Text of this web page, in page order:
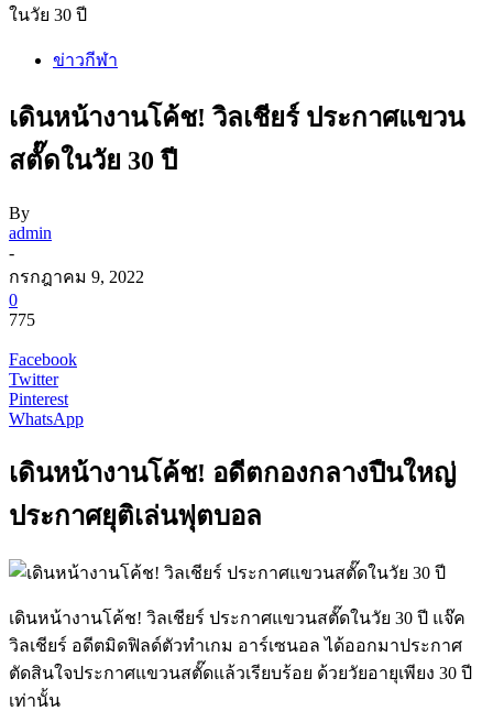
ในวัย 30 ปี
ข่าวกีฬา
เดินหน้างานโค้ช! วิลเชียร์ ประกาศแขวน
สตั๊ดในวัย 30 ปี
By
admin
-
กรกฎาคม 9, 2022
0
775
Facebook
Twitter
Pinterest
WhatsApp
เดินหน้างานโค้ช! อดีตกองกลางปืนใหญ่
ประกาศยุติเล่นฟุตบอล
เดินหน้างานโค้ช! วิลเชียร์ ประกาศแขวนสตั๊ดในวัย 30 ปี แจ๊ค
วิลเชียร์ อดีตมิดฟิลด์ตัวทำเกม อาร์เซนอล ได้ออกมาประกาศ
ตัดสินใจประกาศแขวนสตั๊ดแล้วเรียบร้อย ด้วยวัยอายุเพียง 30 ปี
เท่านั้น